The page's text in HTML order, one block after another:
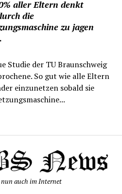
aller Eltern denkt
die
zu jagen
Studie der TU Braunschweig
So gut wie alle Eltern
einzunetzen sobald sie
nun auch im Internet